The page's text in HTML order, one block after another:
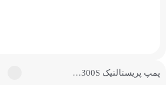
پمپ پریستالتیک BT300S لیدفلوید